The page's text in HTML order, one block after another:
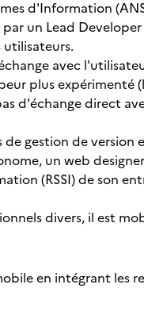
d'Information
un Lead
avec
plus expérimenté
d'échange direct
gestion de version
un web
(RSSI) de son
divers, il est
en intégrant les